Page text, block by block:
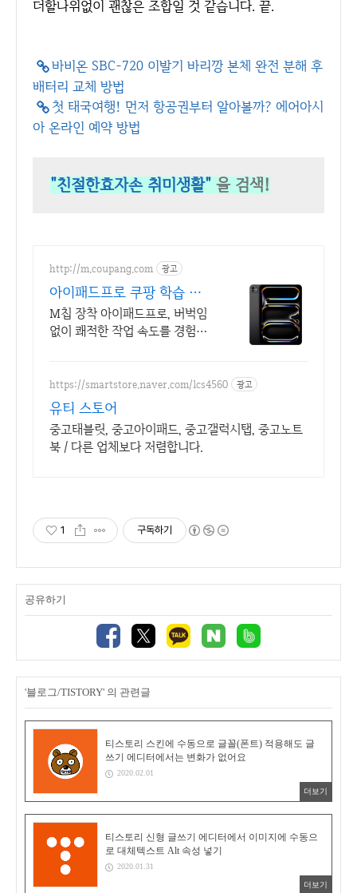
더할나위없이 괜찮은 조합일 것 같습니다. 끝.
바비온 SBC-720 이발기 바리깡 본체 완전 분해 후
배터리 교체 방법
첫 태국여행! 먼저 항공권부터 알아볼까? 에어아시
아 온라인 예약 방법
"친절한효자손 취미생활" 을 검색!
http://m.coupang.com 광고
아이패드프로 쿠팡 학습 업
무 취미 한 번에
M칩 장착 아이패드프로, 버벅임
없이 쾌적한 작업 속도를 경험하
https://smartstore.naver.com/lcs4560 광고
유티 스토어
중고태블릿, 중고아이패드, 중고갤럭시탭, 중고노트
북 / 다른 업체보다 저렴합니다.
1 구독하기
공유하기
'블로그/TISTORY' 의 관련글
티스토리 스킨에 수동으로 글꼴(폰트) 적용해도 글
쓰기 에디터에서는 변화가 없어요
2020.02.01
더보기
티스토리 신형 글쓰기 에디터에서 이미지에 수동으
로 대체텍스트 Alt 속성 넣기
2020.01.31
더보기